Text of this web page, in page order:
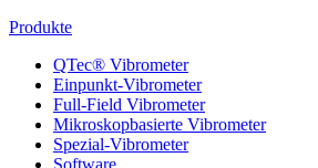
Produkte
QTec® Vibrometer
Einpunkt-Vibrometer
Full-Field Vibrometer
Mikroskopbasierte Vibrometer
Spezial-Vibrometer
Software